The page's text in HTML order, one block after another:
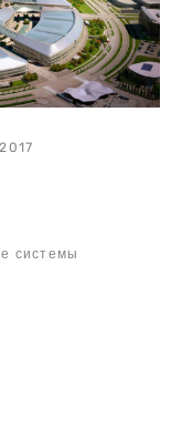
системы